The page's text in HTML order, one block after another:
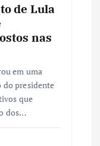
de Lula
nas
em uma
do presidente
que
dos…